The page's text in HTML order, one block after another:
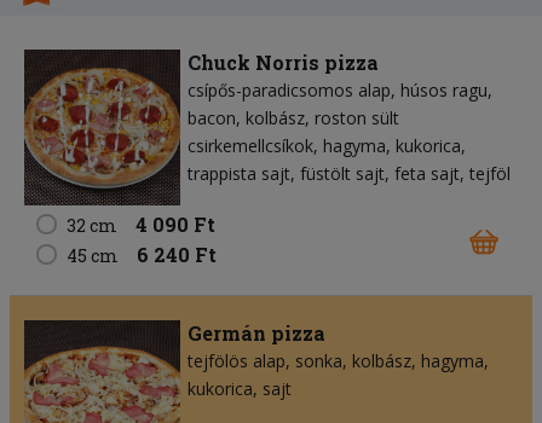
Chuck Norris pizza
csípős-paradicsomos alap húsos ragu
bacon kolbász roston sült
csirkemellcsíkok hagyma kukorica
trappista sajt füstölt sajt feta sajt tejföl
32 cm 4 090 Ft
45 cm 6 240 Ft
Germán pizza
tejfölös alap sonka kolbász hagyma
kukorica sajt